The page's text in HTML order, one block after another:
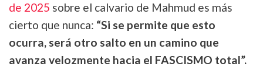
de 2025 sobre el calvario de Mahmud es más
cierto que nunca: “Si se permite que esto
ocurra, será otro salto en un camino que
avanza velozmente hacia el FASCISMO total”.